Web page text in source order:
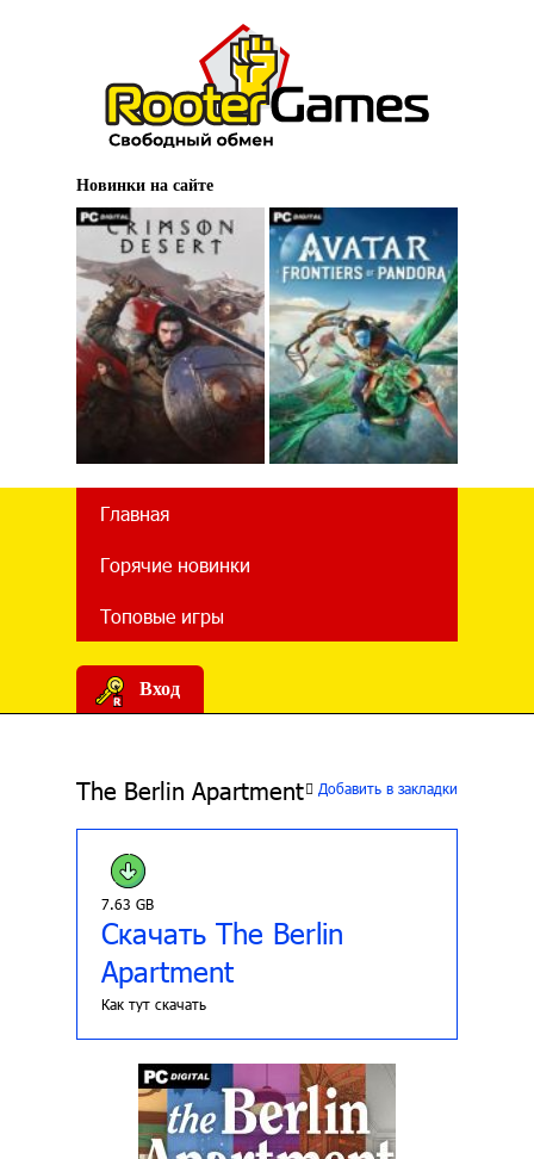
Новинки на сайте
Главная
Горячие новинки
Топовые игры
Вход
The Berlin Apartment Добавить в закладки
7.63 GB
Скачать The Berlin
Apartment
Как тут скачать